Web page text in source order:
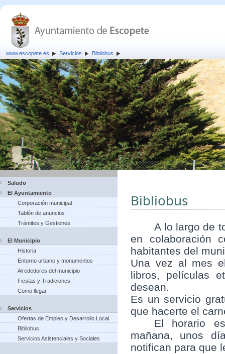
www.escopete.es Servicios Bibliobus
Saludo
El Ayuntamiento
Corporación municipal
Tablón de anuncios
Trámites y Gestiones
El Municipio
Historia
Entorno urbano y monumentos
Alrededores del municipio
Fiestas y Tradiciones
Como llegar
Servicios
Ofertas de Empleo y Desarrollo Local
Bibliobus
Servicios Asistenciales y Sociales
Bibliobus
A lo largo de
en colaboración
habitantes del
Una vez al mes
libros, películas
desean.
Es un servicio
que hacerte el
El horario
mañana, unos
notifican para que